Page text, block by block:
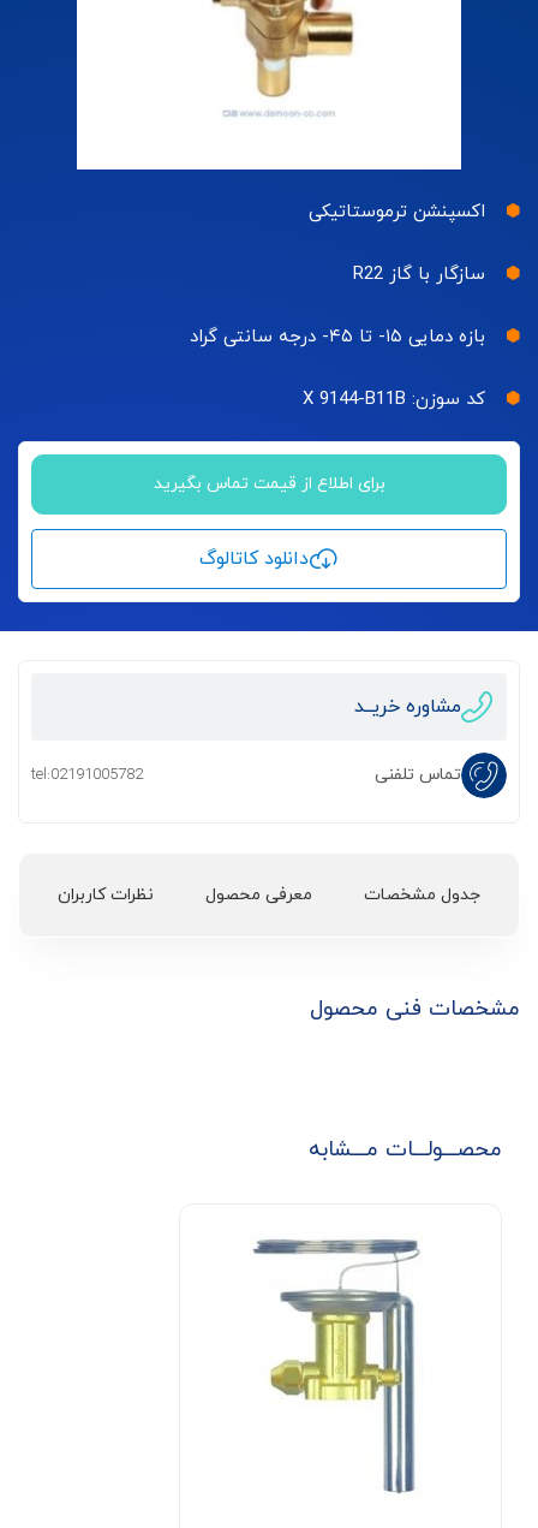
اکسپنشن ترموستاتیکی
سازگار با گاز R22
بازه دمایی ۱۵- تا ۴۵- درجه سانتی گراد
کد سوزن: X 9144-B11B
برای اطلاع از قیمت تماس بگیرید
دانلود کاتالوگ
مشاوره خریــد
تماس تلفنی tel:02191005782
جدول مشخصات معرفی محصول نظرات کاربران
مشخصات فنی محصول
محصـــولـــات مـــشابه